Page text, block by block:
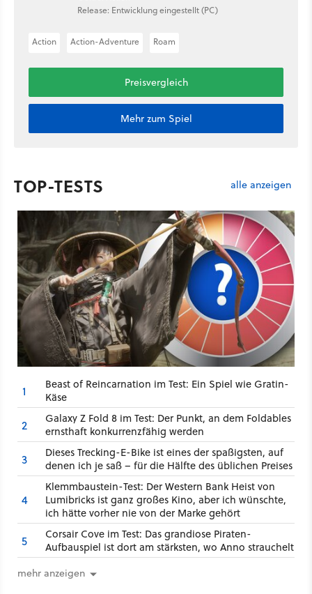
Release: Entwicklung eingestellt (PC)
Action Action-Adventure Roam
Preisvergleich
Mehr zum Spiel
TOP-TESTS alle anzeigen
1
Beast of Reincarnation im Test: Ein Spiel wie Gratin-
Käse
2
Galaxy Z Fold 8 im Test: Der Punkt, an dem Foldables
ernsthaft konkurrenzfähig werden
3
Dieses Trecking-E-Bike ist eines der spaßigsten, auf
denen ich je saß – für die Hälfte des üblichen Preises
4
Klemmbaustein-Test: Der Western Bank Heist von
Lumibricks ist ganz großes Kino, aber ich wünschte,
ich hätte vorher nie von der Marke gehört
5
Corsair Cove im Test: Das grandiose Piraten-
Aufbauspiel ist dort am stärksten, wo Anno strauchelt
mehr anzeigen